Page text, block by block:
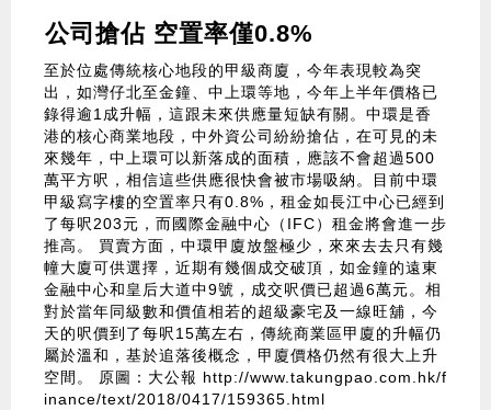
公司搶佔 空置率僅0.8%
至於位處傳統核心地段的甲級商廈，今年表現較為突
出，如灣仔北至金鐘、中上環等地，今年上半年價格已
錄得逾1成升幅，這跟未來供應量短缺有關。中環是香
港的核心商業地段，中外資公司紛紛搶佔，在可見的未
來幾年，中上環可以新落成的面積，應該不會超過500
萬平方呎，相信這些供應很快會被市場吸納。目前中環
甲級寫字樓的空置率只有0.8%，租金如長江中心已經到
了每呎203元，而國際金融中心（IFC）租金將會進一步
推高。 買賣方面，中環甲廈放盤極少，來來去去只有幾
幢大廈可供選擇，近期有幾個成交破頂，如金鐘的遠東
金融中心和皇后大道中9號，成交呎價已超過6萬元。相
對於當年同級數和價值相若的超級豪宅及一線旺舖，今
天的呎價到了每呎15萬左右，傳統商業區甲廈的升幅仍
屬於溫和，基於追落後概念，甲廈價格仍然有很大上升
空間。 原圖：大公報 http://www.takungpao.com.hk/f
inance/text/2018/0417/159365.html